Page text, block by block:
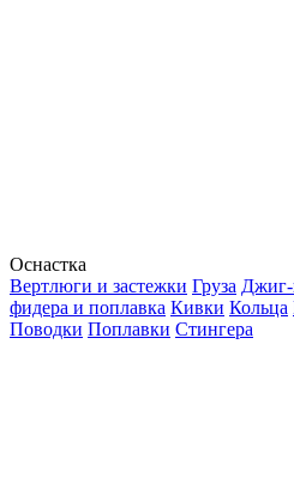
Оснастка
Вертлюги и застежки Груза Джиг-
фидера и поплавка Кивки Кольца
Поводки Поплавки Стингера